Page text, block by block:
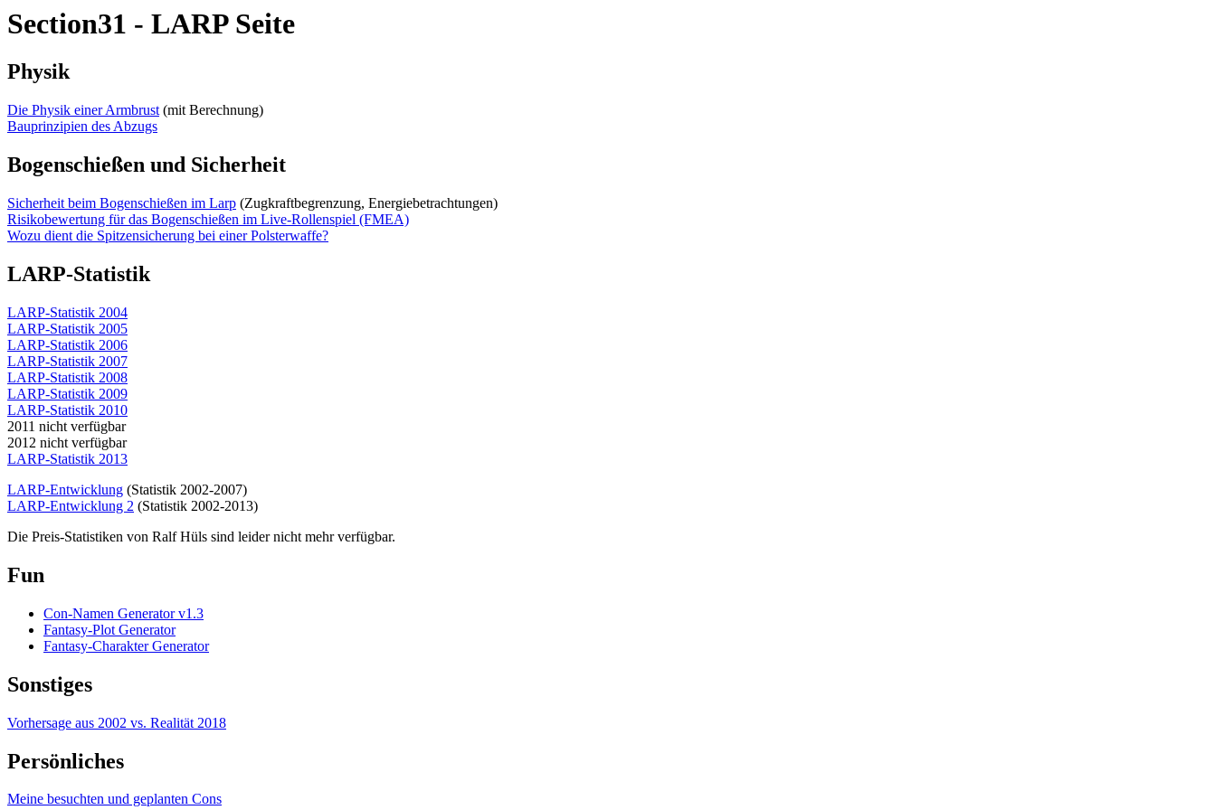
Section31 - LARP Seite
Physik
Die Physik einer Armbrust (mit Berechnung)
Bauprinzipien des Abzugs
Bogenschießen und Sicherheit
Sicherheit beim Bogenschießen im Larp (Zugkraftbegrenzung, Energiebetrachtungen)
Risikobewertung für das Bogenschießen im Live-Rollenspiel (FMEA)
Wozu dient die Spitzensicherung bei einer Polsterwaffe?
LARP-Statistik
LARP-Statistik 2004
LARP-Statistik 2005
LARP-Statistik 2006
LARP-Statistik 2007
LARP-Statistik 2008
LARP-Statistik 2009
LARP-Statistik 2010
2011 nicht verfügbar
2012 nicht verfügbar
LARP-Statistik 2013
LARP-Entwicklung (Statistik 2002-2007)
LARP-Entwicklung 2 (Statistik 2002-2013)
Die Preis-Statistiken von Ralf Hüls sind leider nicht mehr verfügbar.
Fun
Con-Namen Generator v1.3
Fantasy-Plot Generator
Fantasy-Charakter Generator
Sonstiges
Vorhersage aus 2002 vs. Realität 2018
Persönliches
Meine besuchten und geplanten Cons